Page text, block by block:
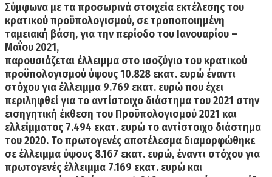
Σύμφωνα με τα προσωρινά στοιχεία εκτέλεσης του
κρατικού προϋπολογισμού, σε τροποποιημένη
ταμειακή βάση, για την περίοδο του Ιανουαρίου –
Μαΐου 2021,
παρουσιάζεται έλλειμμα στο ισοζύγιο του κρατικού
προϋπολογισμού ύψους 10.828 εκατ. ευρώ έναντι
στόχου για έλλειμμα 9.769 εκατ. ευρώπου έχει
περιληφθεί για το αντίστοιχο διάστημα του 2021 στην
εισηγητική έκθεση του Προϋπολογισμού 2021 και
ελλείμματος 7.494 εκατ. ευρώ το αντίστοιχο διάστημα
του 2020. Το πρωτογενές αποτέλεσμα διαμορφώθηκε
σε έλλειμμα ύψους 8.167 εκατ. ευρώ, έναντι στόχου για
πρωτογενές έλλειμμα 7.169 εκατ. ευρώ και